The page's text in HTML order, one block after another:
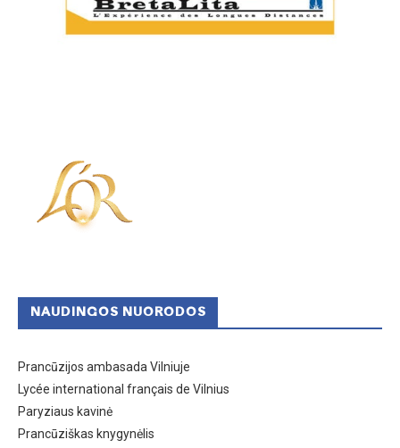
NAUDINGOS NUORODOS
Prancūzijos ambasada Vilniuje
Lycée international français de Vilnius
Paryziaus kavinė
Prancūziškas knygynėlis